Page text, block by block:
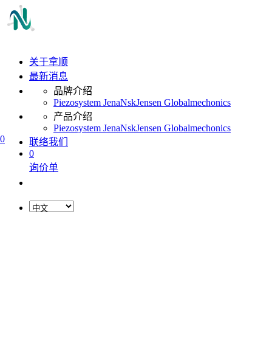
0
关于拿顺
最新消息
品牌介绍
Piezosystem JenaNskJensen Globalmechonics
产品介绍
Piezosystem JenaNskJensen Globalmechonics
联络我们
0
询价单